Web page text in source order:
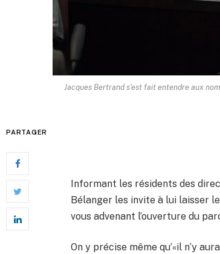
Jacques Bertrand s'est fait entendre aux
PARTAGER
Informant les résidents des
Bélanger les invite à lui laisser
vous advenant l’ouverture du
On y précise même qu’«il n’y